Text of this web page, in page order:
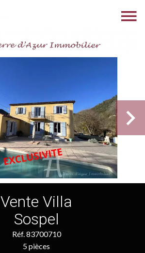
Vente Villa
Sospel
Réf. 83700710
5 pièces